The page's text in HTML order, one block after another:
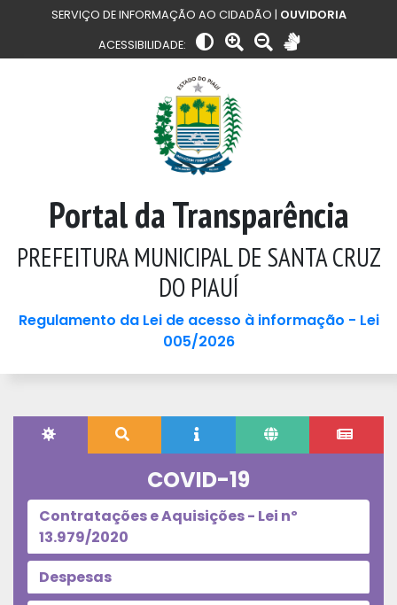
SERVIÇO DE INFORMAÇÃO AO CIDADÃO | OUVIDORIA
ACESSIBILIDADE:
Portal da Transparência
PREFEITURA MUNICIPAL DE SANTA CRUZ
DO PIAUÍ
Regulamento da Lei de acesso à informação - Lei
005/2026
COVID-19
Contratações e Aquisições - Lei nº
13.979/2020
Despesas